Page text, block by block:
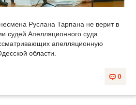
Руслана Тарпана не верит в
судей Апелляционного суда
апелляционную
области.
0